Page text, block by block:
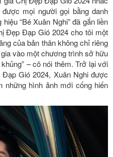
mọi người gọi bằng danh
“Bé Xuân Nghi” đã gắn liền
Đẹp Đạp Gió 2024 cho tôi một
của bản thân không chỉ riêng
vào một chương trình sở hữu
– cô nói thêm. Trở lại với
Đạp Gió 2024, Xuân Nghi được
hình ảnh mới cống hiến